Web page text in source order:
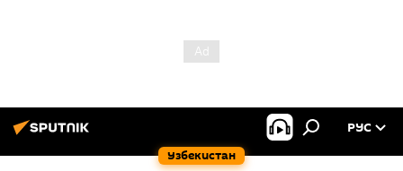
Узбекистан
РУС